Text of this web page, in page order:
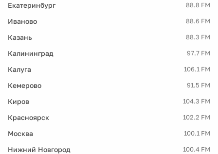
Екатеринбург 88.8 FM
Иваново 88.6 FM
Казань 88.3 FM
Калининград 97.7 FM
Калуга 106.1 FM
Кемерово 91.5 FM
Киров 104.3 FM
Красноярск 102.2 FM
Москва 100.1 FM
Нижний Новгород 100.4 FM